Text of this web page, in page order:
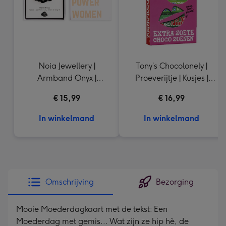
Noia Jewellery |
Armband Onyx |
€ 15,99
In winkelmand
Tony’s Chocolonely |
Proeverijtje | Kusjes |
€ 16,99
In winkelmand
Omschrijving Bezorging
Mooie Moederdagkaart met de tekst: Een
Moederdag met gemis... Wat zijn ze hip hè, de